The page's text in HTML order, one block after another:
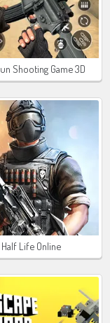
Shooting Game 3D
Half Life Online